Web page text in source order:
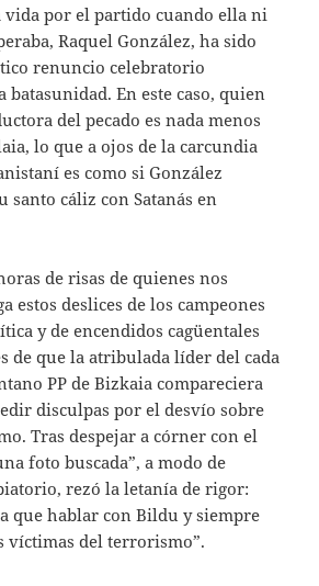
vida por el partido cuando ella ni
Raquel González, ha sido
renuncio celebratorio
batasunidad. En este caso, quien
del pecado es nada menos
lo que a ojos de la carcundia
es como si González
santo cáliz con Satanás en
de risas de quienes nos
estos deslices de los campeones
y de encendidos cagüentales
de que la atribulada líder del cada
PP de Bizkaia compareciera
disculpas por el desvío sobre
Tras despejar a córner con el
foto buscada”, a modo de
rezó la letanía de rigor:
que hablar con Bildu y siempre
víctimas del terrorismo”.